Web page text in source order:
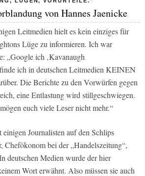
von Hannes Jaenicke
Leitmedien hielt es kein einziges für
Lüge zu informieren. Ich war
„Google ich ‚Kavanaugh
ich in deutschen Leitmedien KEINEN
Die Berichte zu den Vorwürfen gegen
eine Entlastung wird stillgeschwiegen.
euch viele Leser nicht mehr.“
Journalisten auf den Schlips
Chefökonom bei der „Handelszeitung“,
deutschen Medien wurde der hier
Wort erwähnt. Also müssen sie auch